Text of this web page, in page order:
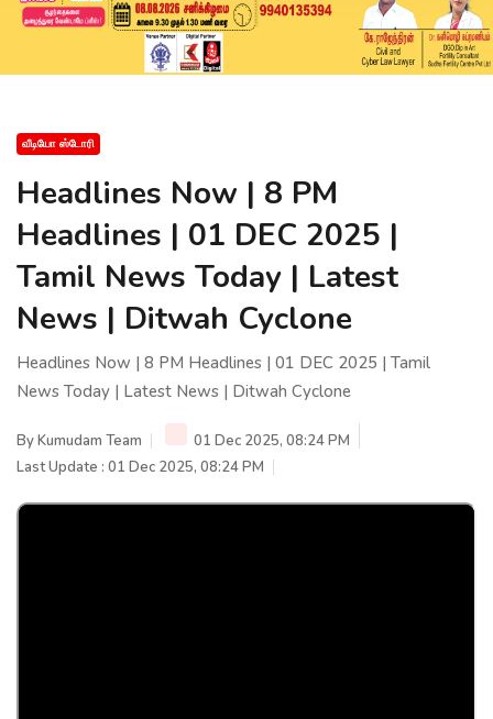
வீடியோ ஸ்டோரி
Headlines Now | 8 PM
Headlines | 01 DEC 2025 |
Tamil News Today | Latest
News | Ditwah Cyclone
Headlines Now | 8 PM Headlines | 01 DEC 2025 | Tamil
News Today | Latest News | Ditwah Cyclone
ByKumudam Team
01 Dec 2025, 08:24 PM
Last Update : 01 Dec 2025, 08:24 PM